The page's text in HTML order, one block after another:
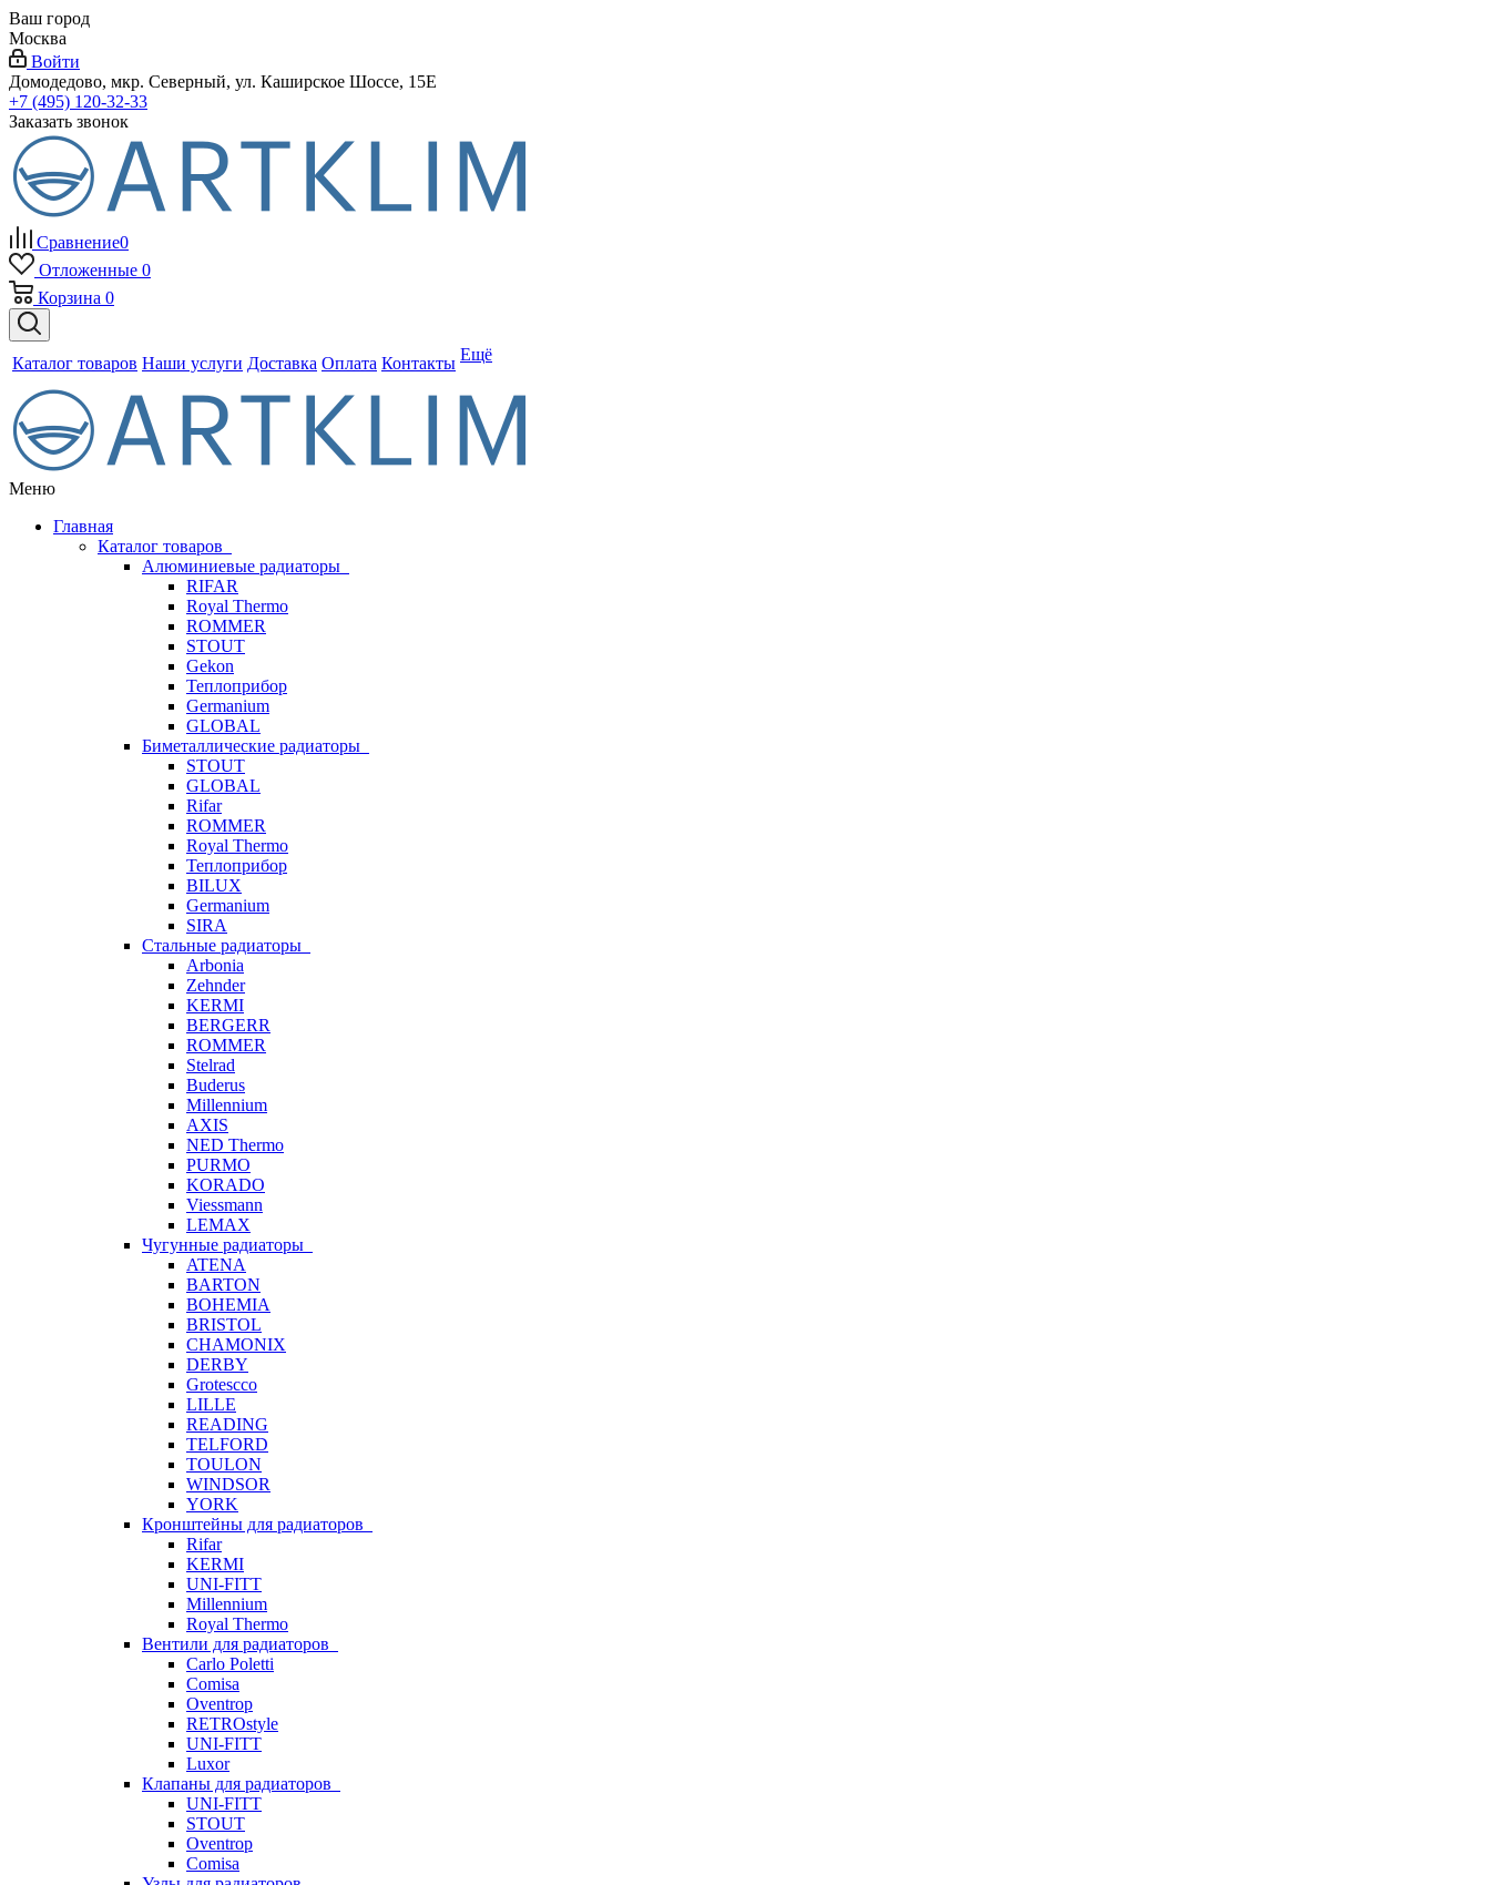
Ваш город
Москва
Войти
Домодедово, мкр. Северный, ул. Каширское Шоссе, 15Е
+7 (495) 120-32-33
Заказать звонок
Сравнение0
Отложенные 0
Корзина 0
Каталог товаров Наши услуги Доставка Оплата Контакты Ещё
Меню
Главная
Каталог товаров
Алюминиевые радиаторы
RIFAR
Royal Thermo
ROMMER
STOUT
Gekon
Теплоприбор
Germanium
GLOBAL
Биметаллические радиаторы
STOUT
GLOBAL
Rifar
ROMMER
Royal Thermo
Теплоприбор
BILUX
Germanium
SIRA
Стальные радиаторы
Arbonia
Zehnder
KERMI
BERGERR
ROMMER
Stelrad
Buderus
Millennium
AXIS
NED Thermo
PURMO
KORADO
Viessmann
LEMAX
Чугунные радиаторы
ATENA
BARTON
BOHEMIA
BRISTOL
CHAMONIX
DERBY
Grotescco
LILLE
READING
TELFORD
TOULON
WINDSOR
YORK
Кронштейны для радиаторов
Rifar
KERMI
UNI-FITT
Millennium
Royal Thermo
Вентили для радиаторов
Carlo Poletti
Comisa
Oventrop
RETROstyle
UNI-FITT
Luxor
Клапаны для радиаторов
UNI-FITT
STOUT
Oventrop
Comisa